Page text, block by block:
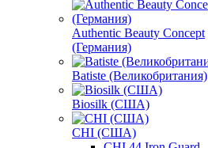
Authentic Beauty Concept
(Германия)
Batiste (Великобритания)
Biosilk (США)
CHI (США)